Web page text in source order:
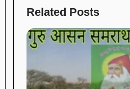
Related Posts